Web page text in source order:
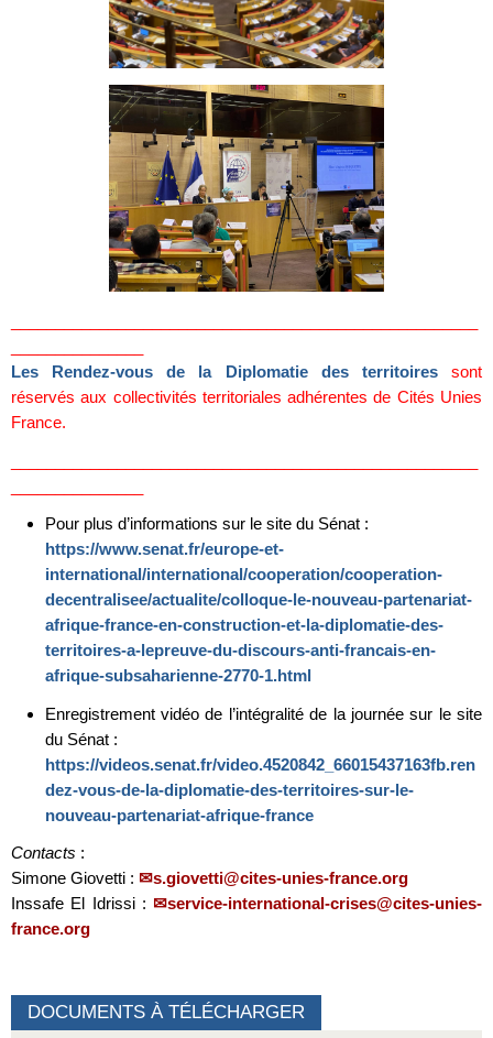
Les Rendez-vous de la Diplomatie des territoiressont
réservés aux collectivités territoriales adhérentes de Cités Unies
France.
Pour plus d’informations sur le site du Sénat :
https://www.senat.fr/europe-et-
international/international/cooperation/cooperation-
decentralisee/actualite/colloque-le-nouveau-partenariat-
afrique-france-en-construction-et-la-diplomatie-des-
territoires-a-lepreuve-du-discours-anti-francais-en-
afrique-subsaharienne-2770-1.html
Enregistrement vidéo de l’intégralité de la journée sur le site
du Sénat :
https://videos.senat.fr/video.4520842_66015437163fb.ren
dez-vous-de-la-diplomatie-des-territoires-sur-le-
nouveau-partenariat-afrique-france
Contacts :
Simone Giovetti :
s.giovetti@cites-unies-france.org
Inssafe El Idrissi :
service-international-crises@cites-unies-
france.org
DOCUMENTS À TÉLÉCHARGER